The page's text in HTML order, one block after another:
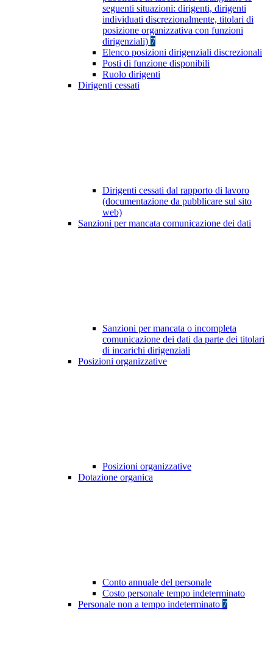
seguenti situazioni: dirigenti, dirigenti
individuati discrezionalmente, titolari di
posizione organizzativa con funzioni
dirigenziali) 7
Elenco posizioni dirigenziali discrezionali
Posti di funzione disponibili
Ruolo dirigenti
Dirigenti cessati
Dirigenti cessati dal rapporto di lavoro
(documentazione da pubblicare sul sito
web)
Sanzioni per mancata comunicazione dei dati
Sanzioni per mancata o incompleta
comunicazione dei dati da parte dei titolari
di incarichi dirigenziali
Posizioni organizzative
Posizioni organizzative
Dotazione organica
Conto annuale del personale
Costo personale tempo indeterminato
Personale non a tempo indeterminato 7